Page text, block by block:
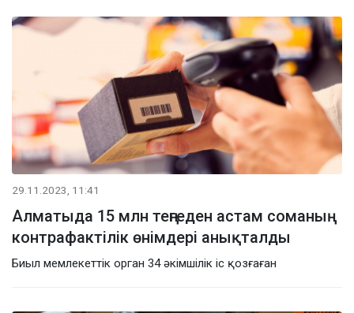
29.11.2023, 11:41
Алматыда 15 млн теңгеден астам соманың
контрафактілік өнімдері анықталды
Биыл мемлекеттік орган 34 әкімшілік іс қозғаған